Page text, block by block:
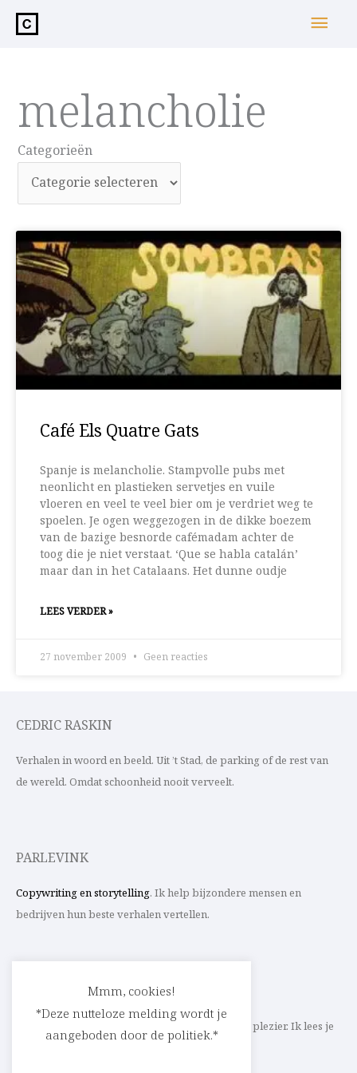
inhoud
melancholie
Categorieën
Categorieën
Café Els Quatre Gats
Spanje is melancholie. Stampvolle pubs met
neonlicht en plastieken servetjes en vuile
vloeren en veel te veel bier om je verdriet weg te
spoelen. Je ogen weggezogen in de dikke boezem
van de bazige besnorde cafémadam achter de
toog die je niet verstaat. ‘Que se habla catalán’
maar dan in het Catalaans. Het dunne oudje
LEES VERDER »
27 november 2009 Geen reacties
CEDRIC RASKIN
Verhalen in woord en beeld. Uit ’t Stad, de parking of de rest van
de wereld. Omdat schoonheid nooit verveelt.
PARLEVINK
Copywriting en storytelling. Ik help bijzondere mensen en
bedrijven hun beste verhalen vertellen.
Schrijf ik straks mee aan jouw verhaal? Met veel plezier. Ik lees je
heel graag op
cedric@parlevink.be
Mmm, cookies!
*Deze nutteloze melding wordt je
aangeboden door de politiek.*